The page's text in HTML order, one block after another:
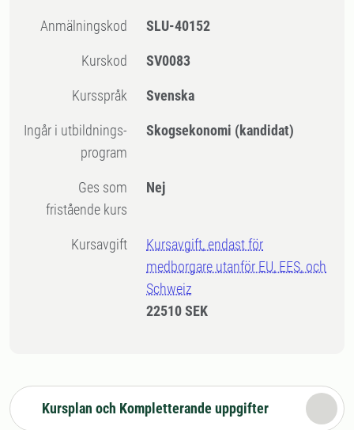
Anmälningskod SLU-40152
Kurskod SV0083
Kursspråk Svenska
Ingår i utbildnings-
program
Skogsekonomi (kandidat)
Ges som
fristående kurs
Nej
Kursavgift
Kursavgift, endast för
medborgare utanför EU, EES, och
Schweiz
22510 SEK
Kursplan och Kompletterande uppgifter